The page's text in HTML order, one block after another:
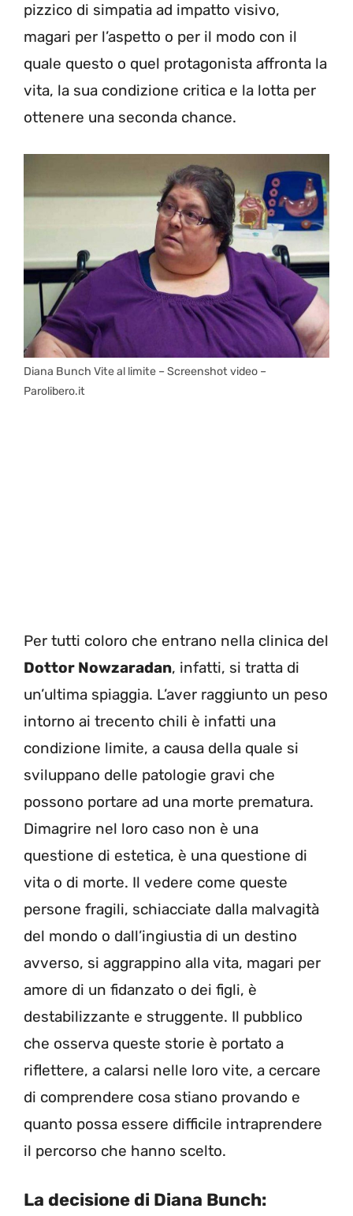
pizzico di simpatia ad impatto visivo,
magari per l’aspetto o per il modo con il
quale questo o quel protagonista affronta la
vita, la sua condizione critica e la lotta per
ottenere una seconda chance.
Diana Bunch Vite al limite – Screenshot video –
Parolibero.it
Per tutti coloro che entrano nella clinica del
Dottor Nowzaradan, infatti, si tratta di
un’ultima spiaggia. L’aver raggiunto un peso
intorno ai trecento chili è infatti una
condizione limite, a causa della quale si
sviluppano delle patologie gravi che
possono portare ad una morte prematura.
Dimagrire nel loro caso non è una
questione di estetica, è una questione di
vita o di morte. Il vedere come queste
persone fragili, schiacciate dalla malvagità
del mondo o dall’ingiustia di un destino
avverso, si aggrappino alla vita, magari per
amore di un fidanzato o dei figli, è
destabilizzante e struggente. Il pubblico
che osserva queste storie è portato a
riflettere, a calarsi nelle loro vite, a cercare
di comprendere cosa stiano provando e
quanto possa essere difficile intraprendere
il percorso che hanno scelto.
La decisione di Diana Bunch: